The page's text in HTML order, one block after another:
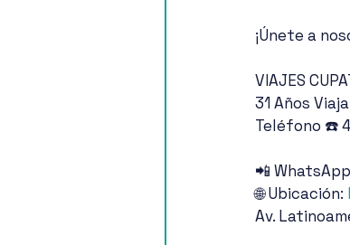
¡Únete a
VIAJES
31 Años
Teléfono ☎️
📲
🌐 Ubicación:
Av.